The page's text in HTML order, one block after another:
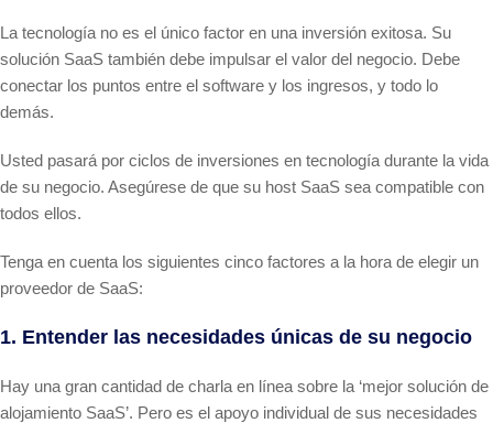
La tecnología no es el único factor en una inversión exitosa. Su
solución SaaS también debe impulsar el valor del negocio. Debe
conectar los puntos entre el software y los ingresos, y todo lo
demás.
Usted pasará por ciclos de inversiones en tecnología durante la vida
de su negocio. Asegúrese de que su host SaaS sea compatible con
todos ellos.
Tenga en cuenta los siguientes cinco factores a la hora de elegir un
proveedor de SaaS:
1. Entender las necesidades únicas de su negocio
Hay una gran cantidad de charla en línea sobre la ‘mejor solución de
alojamiento SaaS’. Pero es el apoyo individual de sus necesidades